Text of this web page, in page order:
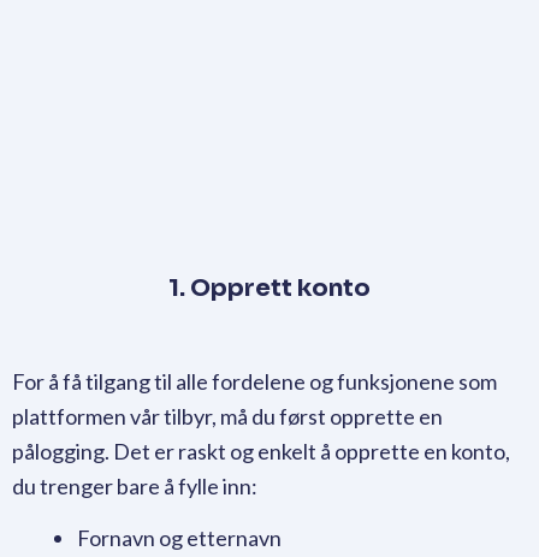
1. Opprett konto
For å få tilgang til alle fordelene og funksjonene som
plattformen vår tilbyr, må du først opprette en
pålogging. Det er raskt og enkelt å opprette en konto,
du trenger bare å fylle inn:
Fornavn og etternavn